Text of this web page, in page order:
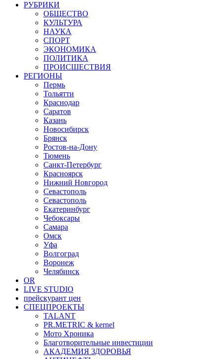
РУБРИКИ
ОБЩЕСТВО
КУЛЬТУРА
НАУКА
СПОРТ
ЭКОНОМИКА
ПОЛИТИКА
ПРОИСШЕСТВИЯ
РЕГИОНЫ
Пермь
Тольятти
Краснодар
Саратов
Казань
Новосибирск
Брянск
Ростов-на-Дону
Тюмень
Санкт-Петербург
Красноярск
Нижний Новгород
Севастополь
Севастополь
Екатеринбург
Чебоксары
Самара
Омск
Уфа
Волгоград
Воронеж
Челябинск
OR
LIVE STUDIO
прейскурант цен
СПЕЦПРОЕКТЫ
TALANT
PR.METRIC & kernel
Мото Хроника
Благотворительные инвестиции
АКАДЕМИЯ ЗДОРОВЬЯ